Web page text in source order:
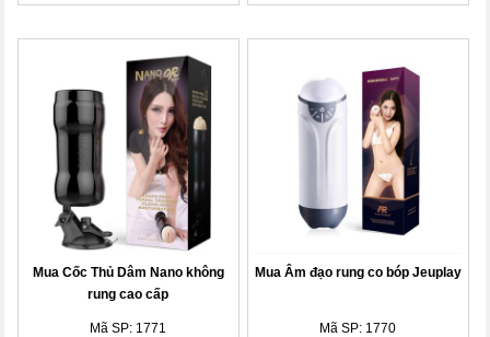
Mua Cốc Thủ Dâm Nano không
rung cao cấp
Mã SP: 1771
Mua Âm đạo rung co bóp Jeuplay
Mã SP: 1770